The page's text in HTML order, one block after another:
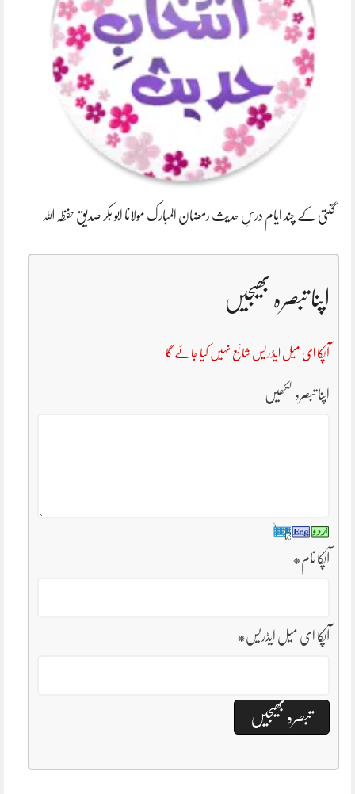
گنتی کے چند ایام درسِ حدیث رمضان المبارک مولانا ابو بکر صدیق حفظہ اللہ
اپنا تبصرہ بھیجیں
آپکا ای میل ایڈریس شائع نہیں کیا جائے گا
اپنا تبصرہ لکھیں
آپکا نام*
آپکا ای میل ایڈریس*